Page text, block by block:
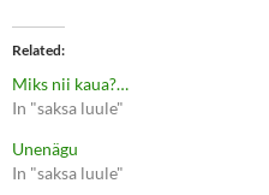
t
o
s
h
a
r
e
n
T
w
h
a
r
e
F
a
Related
Miks nii kaua?…
In "saksa luule"
Unenägu
In "saksa luule"